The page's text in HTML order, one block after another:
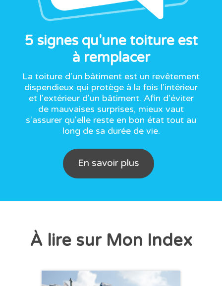
5 signes qu'une toiture est
à remplacer
La toiture d'un bâtiment est un revêtement
dispendieux qui protège à la fois l'intérieur
et l'extérieur d'un bâtiment. Afin d'éviter
de mauvaises surprises, mieux vaut
s'assurer qu'elle reste en bon état tout au
long de sa durée de vie.
En savoir plus
À lire sur Mon Index
CHRONIQUE